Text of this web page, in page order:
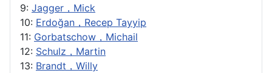
9: Jagger，Mick
10: Erdoğan，Recep Tayyip
11: Gorbatschow，Michail
12: Schulz，Martin
13: Brandt，Willy